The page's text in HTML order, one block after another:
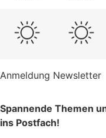
Anmeldung Newsletter
Spannende Themen
ins Postfach!